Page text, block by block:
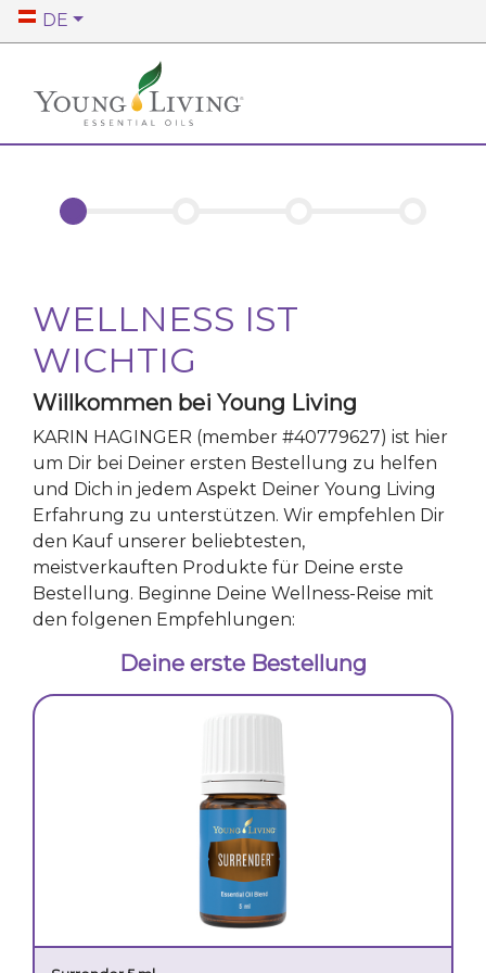
DE
WELLNESS IST
WICHTIG
Willkommen bei Young Living
KARIN HAGINGER (member #40779627) ist hier
um Dir bei Deiner ersten Bestellung zu helfen
und Dich in jedem Aspekt Deiner Young Living
Erfahrung zu unterstützen. Wir empfehlen Dir
den Kauf unserer beliebtesten,
meistverkauften Produkte für Deine erste
Bestellung. Beginne Deine Wellness-Reise mit
den folgenen Empfehlungen:
Deine erste Bestellung